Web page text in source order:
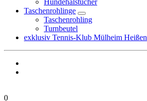
Hundehalstücher
Taschenrohlinge
Taschenrohling
Turnbeutel
exklusiv Tennis-Klub Mülheim Heißen
0